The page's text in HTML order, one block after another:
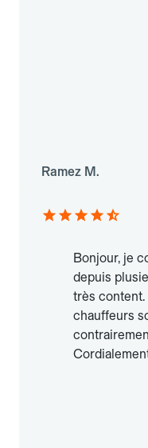
Ramez M.
Bonjour, je
depuis
très
chauffeurs